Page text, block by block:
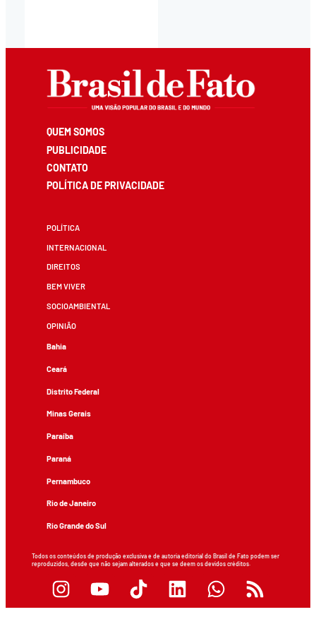
QUEM SOMOS
PUBLICIDADE
CONTATO
POLÍTICA DE PRIVACIDADE
POLÍTICA
INTERNACIONAL
DIREITOS
BEM VIVER
SOCIOAMBIENTAL
OPINIÃO
Bahia
Ceará
Distrito Federal
Minas Gerais
Paraíba
Paraná
Pernambuco
Rio de Janeiro
Rio Grande do Sul
Todos os conteúdos de produção exclusiva e de autoria editorial do Brasil de Fato podem ser
reproduzidos, desde que não sejam alterados e que se deem os devidos créditos.